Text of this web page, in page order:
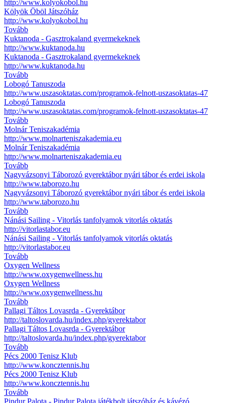
http://www.kolyokobol.hu
Kölyök Öböl Játszóház
http://www.kolyokobol.hu
Tovább
Kuktanoda - Gasztrokaland gyermekeknek
http://www.kuktanoda.hu
Kuktanoda - Gasztrokaland gyermekeknek
http://www.kuktanoda.hu
Tovább
Lobogó Tanuszoda
http://www.uszasoktatas.com/programok-felnott-uszasoktatas-47
Lobogó Tanuszoda
http://www.uszasoktatas.com/programok-felnott-uszasoktatas-47
Tovább
Molnár Teniszakadémia
http://www.molnarteniszakademia.eu
Molnár Teniszakadémia
http://www.molnarteniszakademia.eu
Tovább
Nagyvázsonyi Táborozó gyerektábor nyári tábor és erdei iskola
http://www.taborozo.hu
Nagyvázsonyi Táborozó gyerektábor nyári tábor és erdei iskola
http://www.taborozo.hu
Tovább
Nánási Sailing - Vitorlás tanfolyamok vitorlás oktatás
http://vitorlastabor.eu
Nánási Sailing - Vitorlás tanfolyamok vitorlás oktatás
http://vitorlastabor.eu
Tovább
Oxygen Wellness
http://www.oxygenwellness.hu
Oxygen Wellness
http://www.oxygenwellness.hu
Tovább
Pallagi Táltos Lovasrda - Gyerektábor
http://taltoslovarda.hu/index.php/gyerektabor
Pallagi Táltos Lovasrda - Gyerektábor
http://taltoslovarda.hu/index.php/gyerektabor
Tovább
Pécs 2000 Tenisz Klub
http://www.koncztennis.hu
Pécs 2000 Tenisz Klub
http://www.koncztennis.hu
Tovább